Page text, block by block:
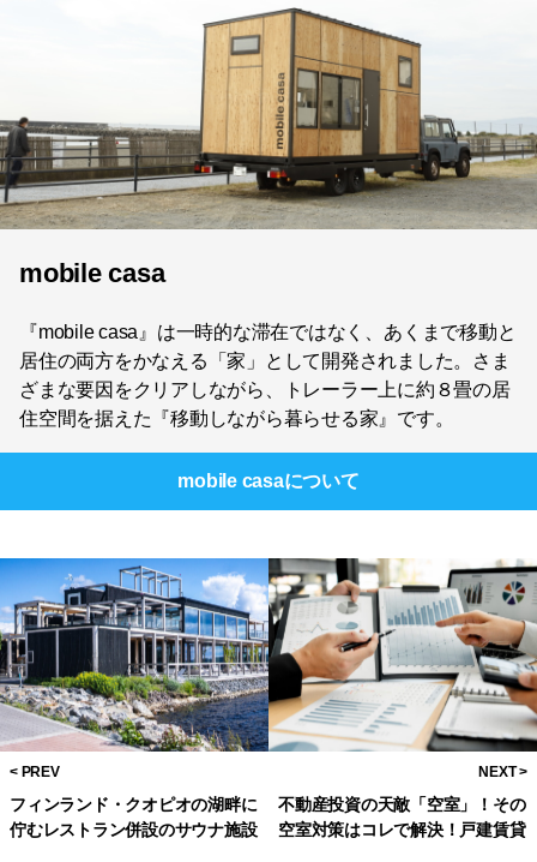
mobile casa
『mobile casa』は一時的な滞在ではなく、あくまで移動と
居住の両方をかなえる「家」として開発されました。さま
ざまな要因をクリアしながら、トレーラー上に約８畳の居
住空間を据えた『移動しながら暮らせる家』です。
mobile casaについて
フィンランド・クオピオの湖畔に
佇むレストラン併設のサウナ施設
不動産投資の天敵「空室」！その
空室対策はコレで解決！戸建賃貸